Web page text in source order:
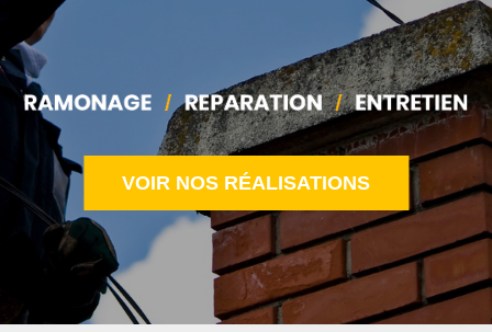
VOIR NOS RÉALISATIONS